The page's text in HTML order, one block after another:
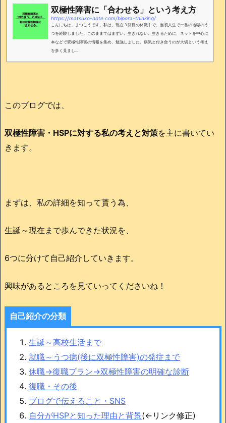
双極性障害に「合わせる」という考え方
https://matsuko-note.com/bipora-thinking/
こんにちは。まつこうです。私は、現在３回目の休職中で、当初人生で一番の地獄のう
つを経験しました。このままではまずい。生きれない。生きるために、ネットを中心に
本などで双極性障害の情報を集め、勉強しました。病気と付き合うのが大切という考え
を多く見まし...
このブログでは、
双極性障害・HSPに対する私の考えと対策を主に書いてい
きます。
まずは、私の詳細を知って貰う為、
生誕～現在まで歩んできた状況を、
6つに分けて自己紹介していきます。
興味があるところを見ていってくださいね！
自己紹介の分類
生誕～高校生活まで
就職～うつ病(後に双極性障害)の発症まで
休職→復職プラン→双極性障害の明確な診断
復職・その後
ブログで伝えること・SNS
自分がHSPと知った理由と背景(←リンク修正)